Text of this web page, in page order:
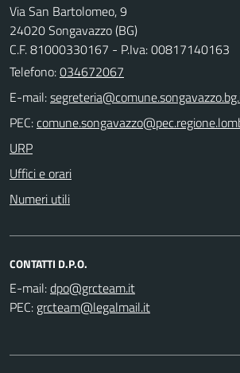
Via San Bartolomeo, 9
24020 Songavazzo (BG)
C.F. 81000330167 - P.Iva: 00817140163
Telefono:034672067
E-mail:
PEC:
URP
Uffici e orari
Numeri utili
CONTATTI D.P.O.
E-mail:
PEC: